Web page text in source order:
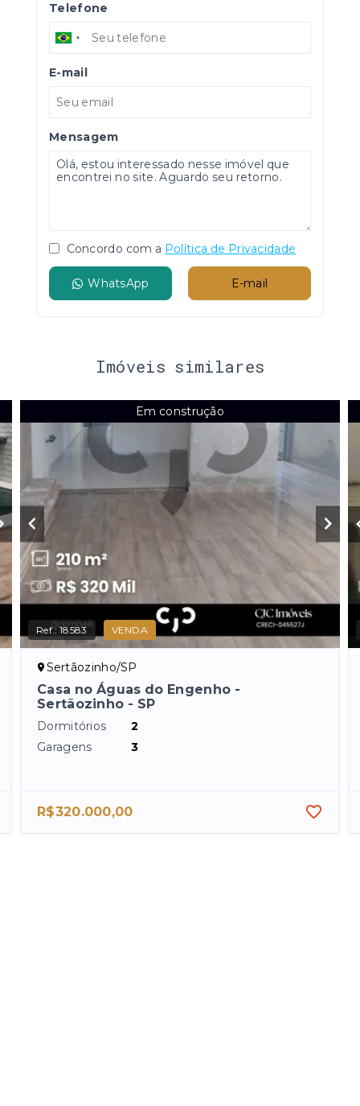
Telefone
E-mail
Mensagem
Concordo com a Política de Privacidade
WhatsApp E-mail
Imóveis similares
Em construção
Ref.:18583 VENDA
Sertãozinho/SP
Casa no Águas do Engenho -
Sertãozinho - SP
Dormitórios
2
Garagens
3
R$320.000,00